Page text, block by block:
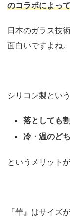
のコラボによっ
日本のガラス技
面白いですよね。
シリコン製とい
落としても
冷・温のど
というメリット
『華』はサイズ